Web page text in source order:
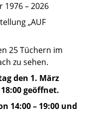
1976 – 2026
„AUF
25 Tüchern im
zu sehen.
den 1. März
18:00 geöffnet.
14:00 – 19:00 und